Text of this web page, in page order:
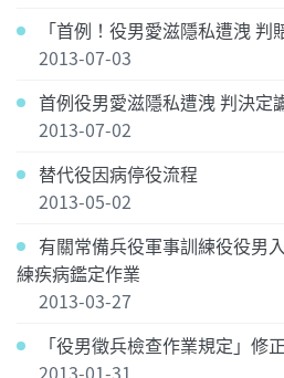
「首例！役男愛滋隱私遭洩
2013-07-03
首例役男愛滋隱私遭洩 判決定
2013-07-02
替代役因病停役流程
2013-05-02
有關常備兵役軍事訓練役役男
練疾病鑑定作業
2013-03-27
「役男徵兵檢查作業規定」修
2013-01-31